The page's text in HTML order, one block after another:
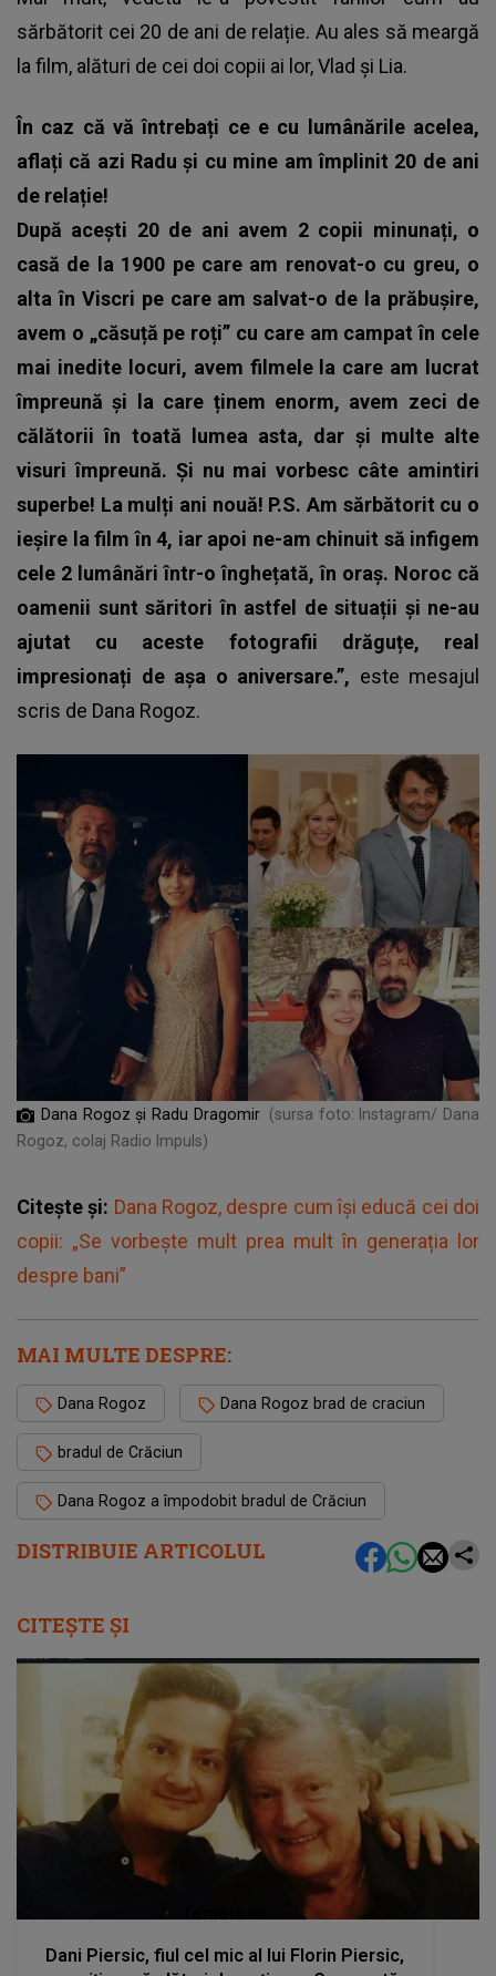
DISTRIBUIE ARTICOLUL
sărbătorit cei 20 de ani de relație. Au ales să meargă
la film, alături de cei doi copii ai lor, Vlad și Lia.
În caz că vă întrebați ce e cu lumânările acelea,
aflați că azi Radu și cu mine am împlinit 20 de ani
de relație!
După acești 20 de ani avem 2 copii minunați, o
casă de la 1900 pe care am renovat-o cu greu, o
alta în Viscri pe care am salvat-o de la prăbușire,
avem o „căsuță pe roți” cu care am campat în cele
mai inedite locuri, avem filmele la care am lucrat
împreună și la care ținem enorm, avem zeci de
călătorii în toată lumea asta, dar și multe alte
visuri împreună. Și nu mai vorbesc câte amintiri
superbe! La mulți ani nouă! P.S. Am sărbătorit cu o
ieșire la film în 4, iar apoi ne-am chinuit să infigem
cele 2 lumânări într-o înghețată, în oraș. Noroc că
oamenii sunt săritori în astfel de situații și ne-au
ajutat cu aceste fotografii drăguțe, real
impresionați de așa o aniversare.”, este mesajul
scris de Dana Rogoz.
Dana Rogoz și Radu Dragomir (sursa foto: Instagram/ Dana
Rogoz, colaj Radio Impuls)
Citește și: Dana Rogoz, despre cum își educă cei doi
copii: „Se vorbește mult prea mult în generația lor
despre bani”
MAI MULTE DESPRE:
Dana Rogoz Dana Rogoz brad de craciun
bradul de Crăciun
Dana Rogoz a împodobit bradul de Crăciun
CITEȘTE ȘI
Dani Piersic, fiul cel mic al lui Florin Piersic,